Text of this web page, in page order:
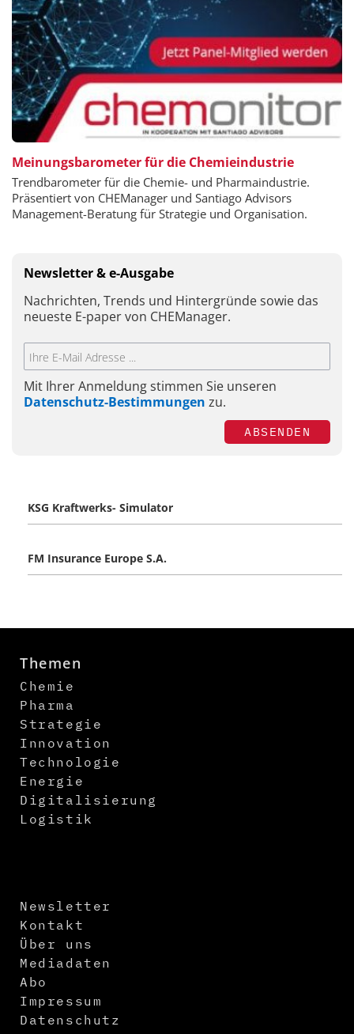
Meinungsbarometer für die Chemieindustrie
Trendbarometer für die Chemie- und Pharmaindustrie.
Präsentiert von CHEManager und Santiago Advisors
Management-Beratung für Strategie und Organisation.
Newsletter & e-Ausgabe
Nachrichten, Trends und Hintergründe sowie das
neueste E-paper von CHEManager.
Mit Ihrer Anmeldung stimmen Sie unseren
Datenschutz-Bestimmungen zu.
ABSENDEN
KSG Kraftwerks- Simulator
FM Insurance Europe S.A.
Themen
Chemie
Pharma
Strategie
Innovation
Technologie
Energie
Digitalisierung
Logistik
Newsletter
Kontakt
Über uns
Mediadaten
Abo
Impressum
Datenschutz